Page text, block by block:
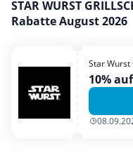
Mobilfunk & Internet
Sport & Freizeit
STAR WURST
Rabatte August 2026
Star
10%